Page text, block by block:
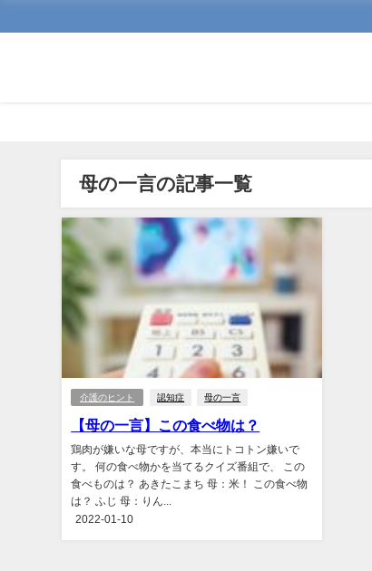
母の一言の記事一覧
介護のヒント 認知症 母の一言
【母の一言】この食べ物は？
鶏肉が嫌いな母ですが、本当にトコトン嫌いで
す。 何の食べ物かを当てるクイズ番組で、 この
食べものは？ あきたこまち 母：米！ この食べ物
は？ ふじ 母：りん...
2022-01-10